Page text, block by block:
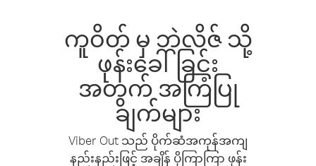
ကူဝိတ် မှ ဘဲလိဇ် သို့
ဖုန်းခေါ်ခြင်း
အတွက် အကြံပြု
ချက်များ
Viber Out သည် ပိုက်ဆံအကုန်အကျ
နည်းနည်းဖြင့် အချိန် ပိုကြာကြာ ဖုန်း